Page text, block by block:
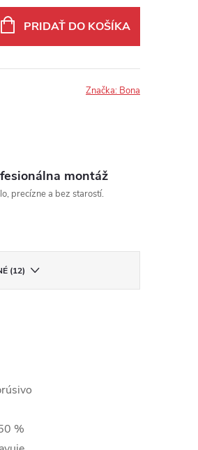
PRIDAŤ DO KOŠÍKA
Značka: Bona
montáž
precízne a bez starostí.
(12)
%